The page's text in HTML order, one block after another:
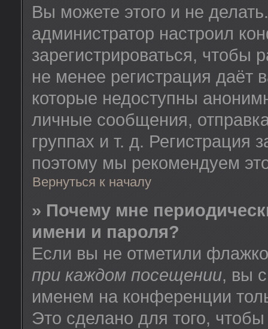
Вы можете этого и не
администратор настроил
зарегистрироваться,
не менее регистрация даёт
которые недоступны
личные сообщения,
группах и т. д. Регистрация
поэтому мы рекомендуем
Вернуться к началу
» Почему мне
имени и пароля?
Если вы не отметили
при каждом посещении, вы
именем на конференции
Это сделано для того,